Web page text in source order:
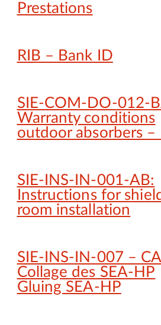
Prestations
RIB – Bank ID
SIE-COM-DO-012-
Warranty conditions
outdoor absorbers –
SIE-INS-IN-001-AB:
Instructions for
room installation
SIE-INS-IN-007 –
Collage des SEA-HP
Gluing SEA-HP